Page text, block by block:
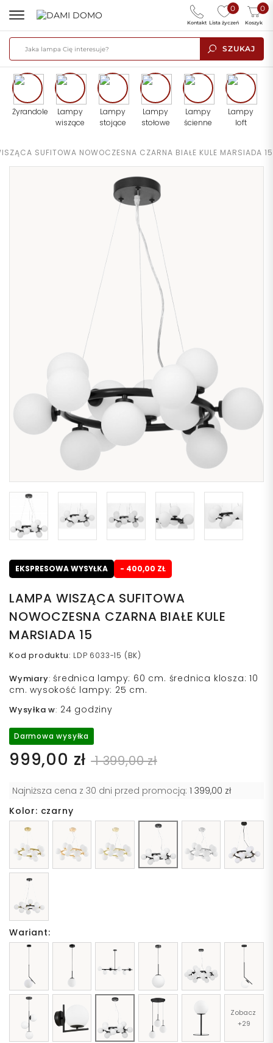
SZUKAJ
0
Lista życzeń
0
Koszyk
Kontakt
Żyrandole
Lampy
wiszące
Lampy
stojące
Lampy
stołowe
Lampy
ścienne
Lampy
loft
SUFITOWA NOWOCZESNA CZARNA BIAŁE KULE MARSIADA 15
EKSPRESOWA WYSYŁKA - 400,00 ZŁ
LAMPA WISZĄCA SUFITOWA
NOWOCZESNA CZARNA BIAŁE KULE
MARSIADA 15
Kod produktu: LDP 6033-15 (BK)
Wymiary: średnica lampy: 60 cm. średnica klosza: 10
cm. wysokość lampy: 25 cm.
Wysyłka w: 24 godziny
Darmowa wysyłka
999,00 zł 1 399,00 zł
Najniższa cena z 30 dni przed promocją: 1 399,00 zł
Kolor: czarny
Wariant:
Zobacz
+29